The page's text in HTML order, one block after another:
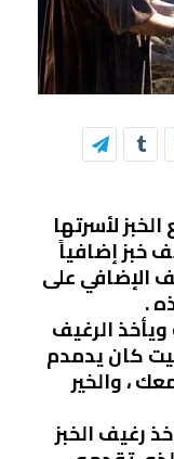
لأسرتها
خبز إضافياً
الإضافي على
.
الرغيف
كان يدمدم
، والخير
رغيف الخبز